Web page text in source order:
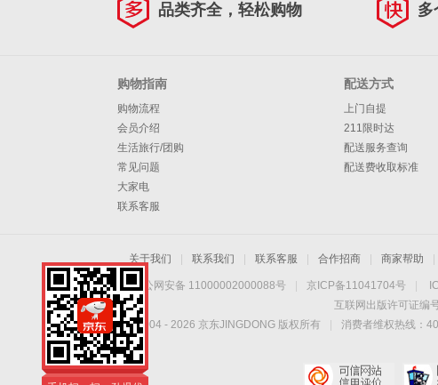
品类齐全，轻松购物 多
购物指南
购物流程
会员介绍
生活旅行/团购
常见问题
大家电
联系客服
配送方式
上门自提
211限时达
配送服务查询
配送费收取标准
关于我们 联系我们 联系客服 合作招商 商家帮助
京公网安备 11000002000088号 京ICP备11041704号
互联网出版许可证编
Copyright © 2004 - 2026 京东JINGDONG 版权所有 消费者维权热线：
手机扫一扫，劲爆优
惠触手可得！